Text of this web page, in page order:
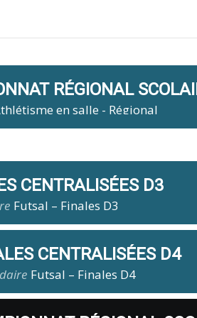
RÉGIONAL
en salle - Régional
CENTRALISÉES D3
Futsal – Finales D3
CENTRALISÉES D4
Futsal – Finales D4